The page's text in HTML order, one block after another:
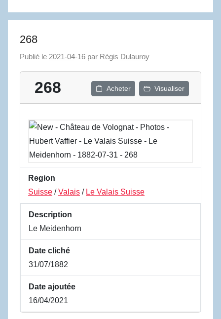
268
Publié le 2021-04-16 par Régis Dulauroy
268 Acheter Visualiser
Region
Suisse /Valais / Le Valais Suisse
Description
Le Meidenhorn
Date cliché
31/07/1882
Date ajoutée
16/04/2021